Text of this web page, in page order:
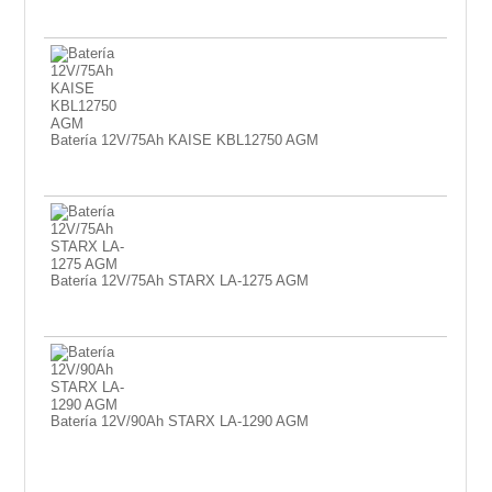
Batería 12V/75Ah KAISE KBL12750 AGM
Batería 12V/75Ah STARX LA-1275 AGM
Batería 12V/90Ah STARX LA-1290 AGM